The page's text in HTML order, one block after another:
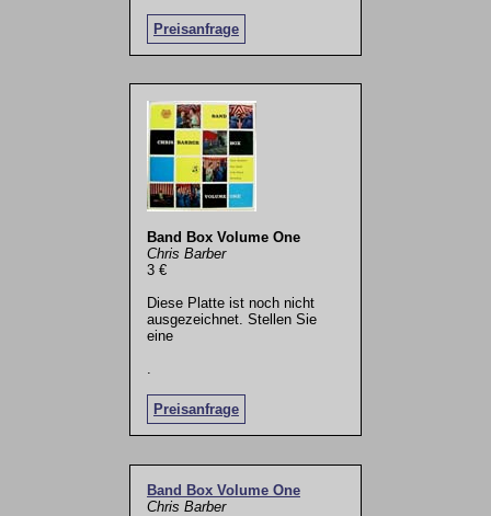
Preisanfrage
Band Box Volume One
Chris Barber
3 €
Diese Platte ist noch nicht
ausgezeichnet. Stellen Sie
eine
Preisanfrage
.
Band Box Volume One
Chris Barber